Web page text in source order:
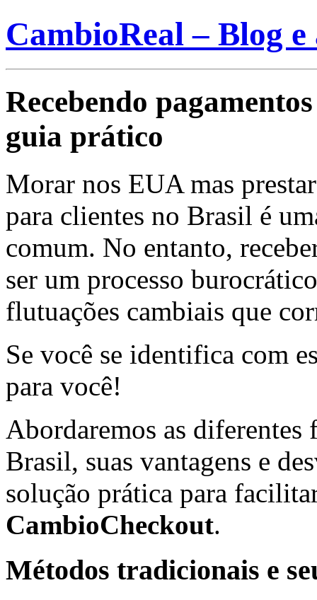
CambioReal – Blog
Recebendo
guia prático
Morar nos EUA mas
para clientes no Brasil é
comum. No entanto,
ser um processo
flutuações cambiais que
Se você se identifica com
para você!
Abordaremos as diferentes
Brasil, suas vantagens e
solução prática para
CambioCheckout.
Métodos tradicionais e